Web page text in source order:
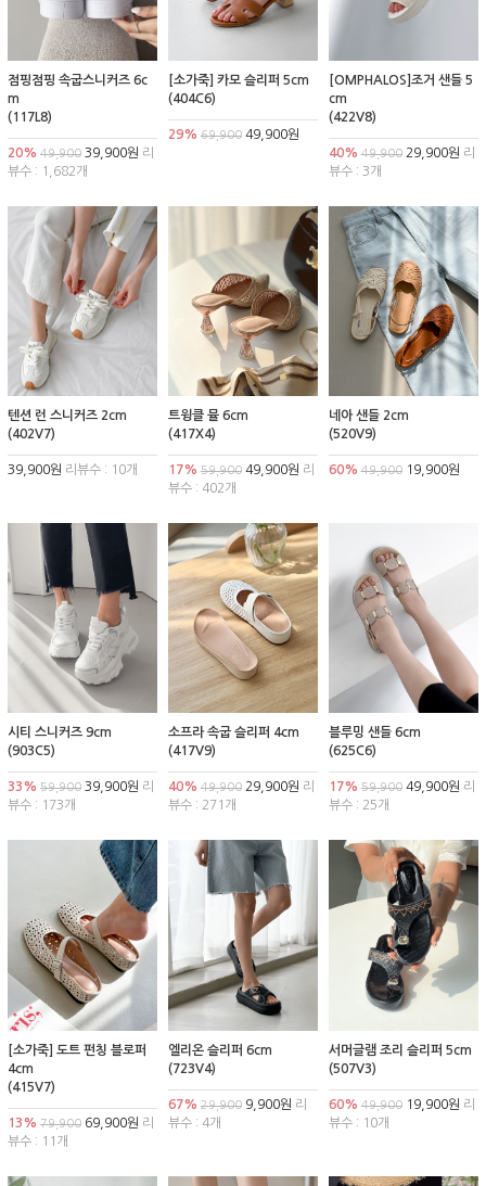
점핑점핑 속굽스니커즈 6c
m
(117L8)
20% 49,900 39,900원 리
뷰수 : 1,682개
[소가죽] 카모 슬리퍼 5cm
(404C6)
29% 69,90049,900원
[OMPHALOS]조거 샌들 5
cm
(422V8)
40% 49,90029,900원 리
뷰수 : 3개
텐션 런 스니커즈 2cm
(402V7)
39,900원 리뷰수 : 10개
트윙클 뮬 6cm
(417X4)
17% 59,90049,900원 리
뷰수 : 402개
네아 샌들 2cm
(520V9)
60% 49,90019,900원
시티 스니커즈 9cm
(903C5)
33% 59,900 39,900원 리
뷰수 : 173개
소프라 속굽 슬리퍼 4cm
(417V9)
40% 49,90029,900원 리
뷰수 : 271개
블루밍 샌들 6cm
(625C6)
17% 59,90049,900원 리
뷰수 : 25개
[소가죽] 도트 펀칭 블로퍼
4cm
(415V7)
13% 79,900 69,900원 리
뷰수 : 11개
엘리온 슬리퍼 6cm
(723V4)
67% 29,9009,900원 리
뷰수 : 4개
서머글램 조리 슬리퍼 5cm
(507V3)
60% 49,90019,900원 리
뷰수 : 10개